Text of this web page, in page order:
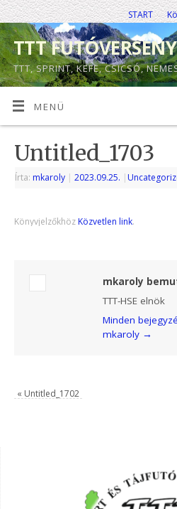
START
TTT
TTT, SPRINT, KEFE, CSICSÓ,
MENÜ
Untitled_1703
Írta: mkaroly | 2023.09.25. |
Könyvjelzőkhöz Közvetlen link.
mkaroly
TTT-HSE elnök
Minden
mkaroly →
« Untitled_1702